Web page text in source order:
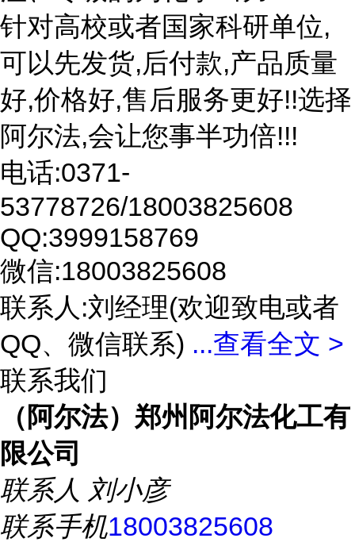
针对高校或者国家科研单位,
可以先发货,后付款,产品质量
好,价格好,售后服务更好!!选择
阿尔法,会让您事半功倍!!!
电话:0371-
53778726/18003825608
QQ:3999158769
微信:18003825608
联系人:刘经理(欢迎致电或者
QQ、微信联系) ...查看全文 >
联系我们
（阿尔法）郑州阿尔法化工有
限公司
联系人 刘小彦
联系手机18003825608